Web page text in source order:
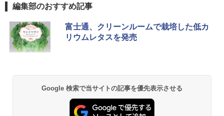
編集部のおすすめ記事
富士通、クリーンルームで栽培した低カ
リウムレタスを発売
Google 検索で当サイトの記事を優先表示させる